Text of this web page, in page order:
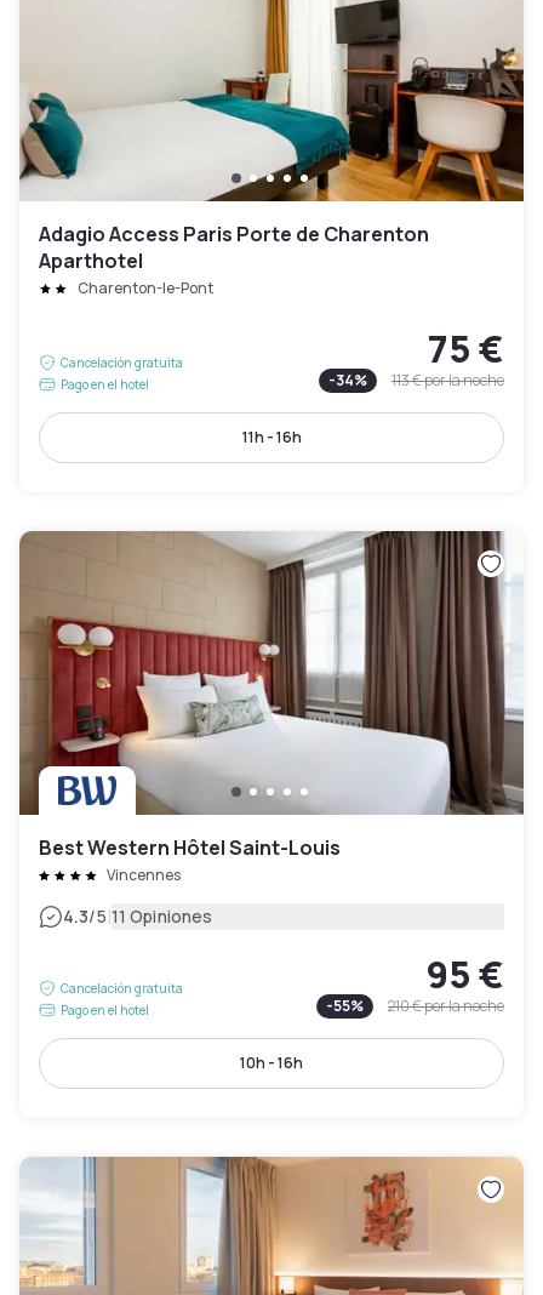
Adagio Access Paris Porte de Charenton
Aparthotel
Charenton-le-Pont
Cancelación gratuita
Pago en el hotel
75 €
-34% 113 €por la noche
11h - 16h
Best Western Hôtel Saint-Louis
Vincennes
4.3/5|11 Opiniones
Cancelación gratuita
Pago en el hotel
95 €
-55% 210 €por la noche
10h - 16h